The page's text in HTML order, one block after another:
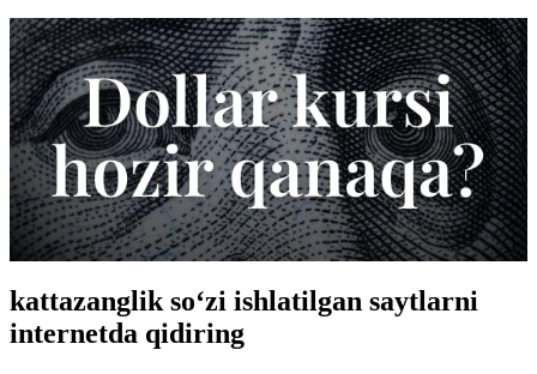
kattazanglik so‘zi ishlatilgan saytlarni
internetda qidiring